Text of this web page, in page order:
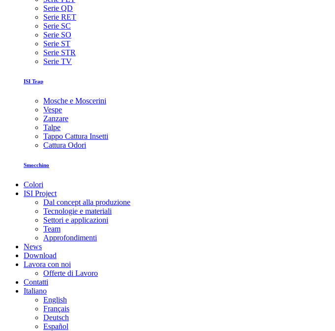
Serie QD
Serie RET
Serie SC
Serie SO
Serie ST
Serie STR
Serie TV
ISI Trap
Mosche e Moscerini
Vespe
Zanzare
Talpe
Tappo Cattura Insetti
Cattura Odori
Smocchino
Colori
ISI Project
Dal concept alla produzione
Tecnologie e materiali
Settori e applicazioni
Team
Approfondimenti
News
Download
Lavora con noi
Offerte di Lavoro
Contatti
Italiano
English
Français
Deutsch
Español